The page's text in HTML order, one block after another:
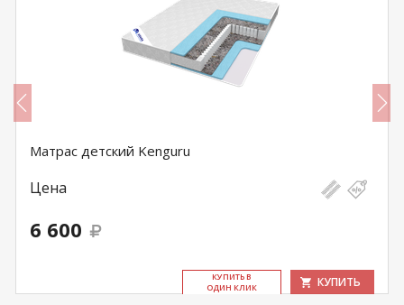
Матрас детский Kenguru
Цена
6 600
КУ­ПИТЬ В
ОДИН КЛИК
КУПИТЬ